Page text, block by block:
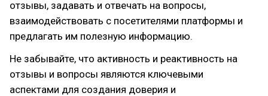
отзывы, задавать и отвечать на вопросы,
взаимодействовать с посетителями платформы и
предлагать им полезную информацию.
Не забывайте, что активность и реактивность на
отзывы и вопросы являются ключевыми
аспектами для создания доверия и